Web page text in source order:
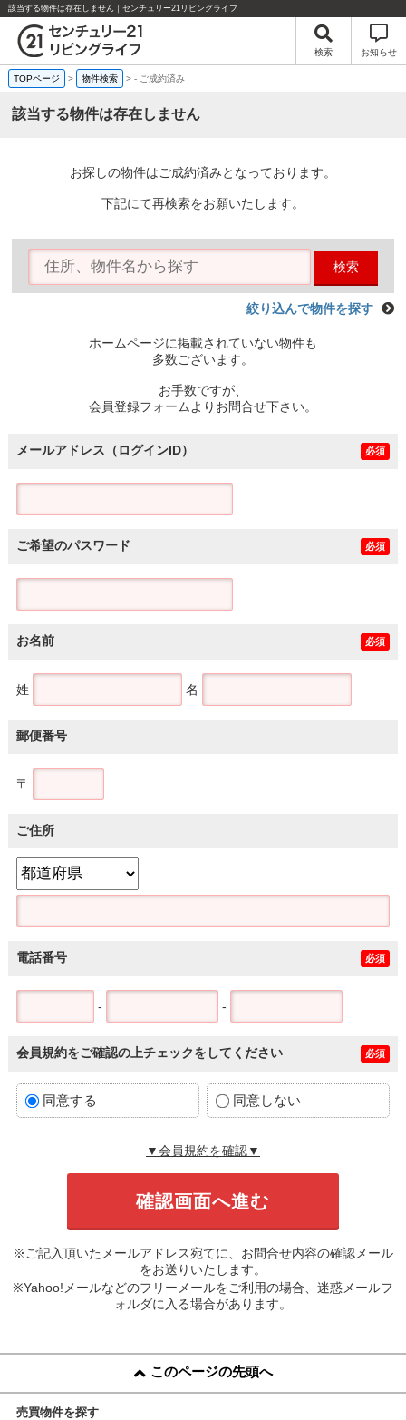
該当する物件は存在しません｜センチュリー21リビングライフ
検索 お知らせ
TOPページ > 物件検索 >- ご成約済み
該当する物件は存在しません
お探しの物件はご成約済みとなっております。
下記にて再検索をお願いたします。
検索
絞り込んで物件を探す
ホームページに掲載されていない物件も
多数ございます。
お手数ですが、
会員登録フォームよりお問合せ下さい。
メールアドレス（ログインID） 必須
ご希望のパスワード 必須
お名前 必須
姓 名
郵便番号
〒
ご住所
電話番号 必須
- -
会員規約をご確認の上チェックをしてください 必須
同意する 同意しない
▼会員規約を確認▼
※ご記入頂いたメールアドレス宛てに、お問合せ内容の確認メール
をお送りいたします。
※Yahoo!メールなどのフリーメールをご利用の場合、迷惑メールフ
ォルダに入る場合があります。
このページの先頭へ
売買物件を探す